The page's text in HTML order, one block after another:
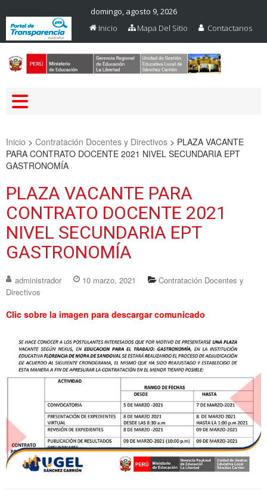
domingo, agosto 9, 2026
Inicio
Mapa Del Sitio Contactanos
Inicio > Contratación Docentes y Directivos > PLAZA VACANTE
PARA CONTRATO DOCENTE 2021 NIVEL SECUNDARIA EPT
GASTRONOMÍA
PLAZA VACANTE PARA
CONTRATO DOCENTE 2021
NIVEL SECUNDARIA EPT
GASTRONOMÍA
administrador 10 marzo, 2021
Contratación Docentes y
Directivos
Clic sobre la imagen para descargar comunicado